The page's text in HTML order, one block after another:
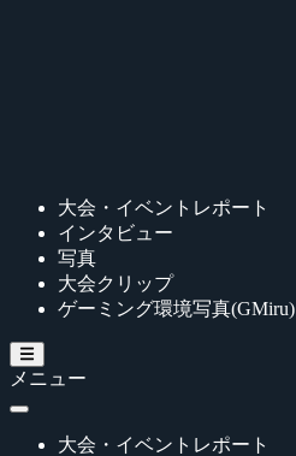
大会・イベントレポート
インタビュー
写真
大会クリップ
ゲーミング環境写真(GMiru)
メニュー
大会・イベントレポート